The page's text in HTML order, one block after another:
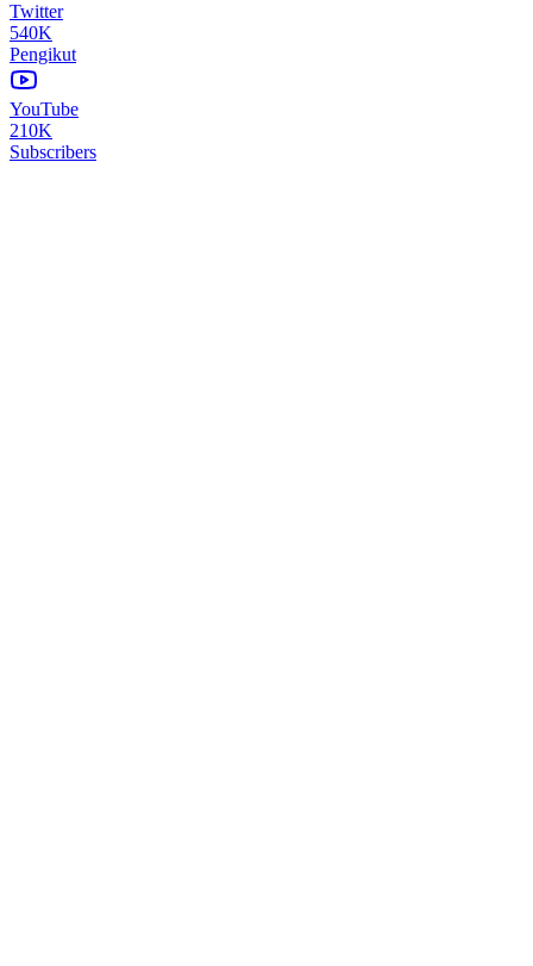
Twitter
540K
Pengikut
YouTube
210K
Subscribers